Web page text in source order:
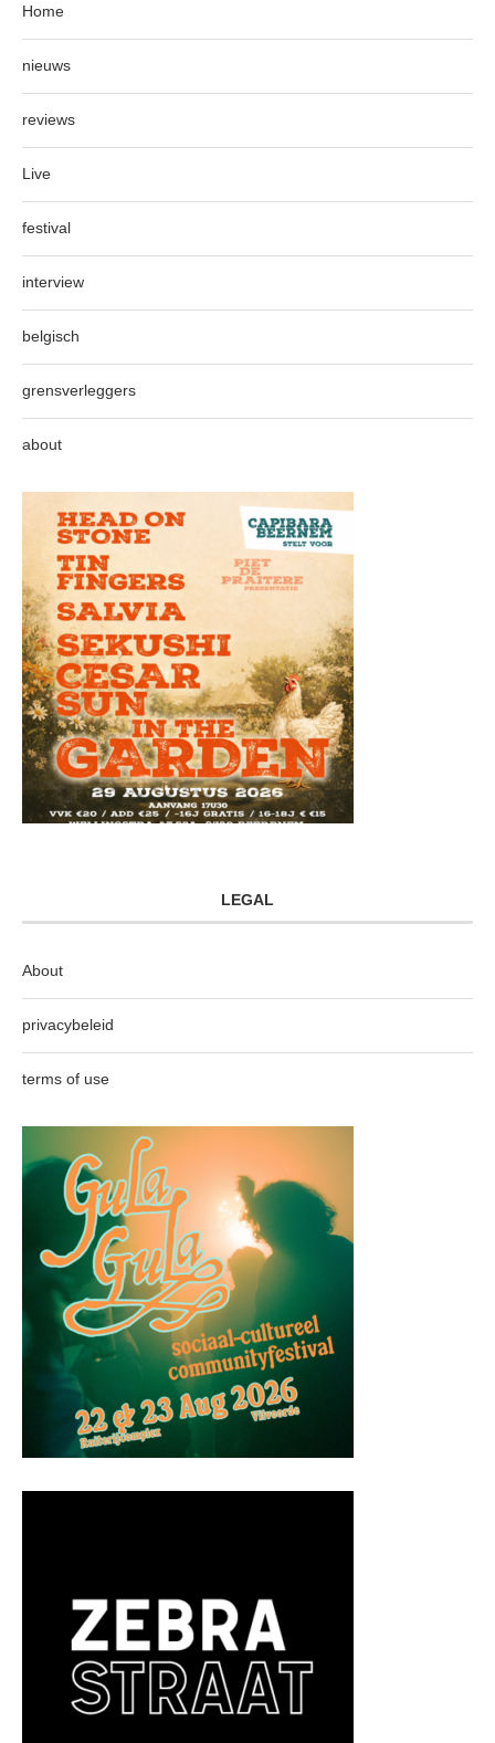
Home
nieuws
reviews
Live
festival
interview
belgisch
grensverleggers
about
LEGAL
About
privacybeleid
terms of use